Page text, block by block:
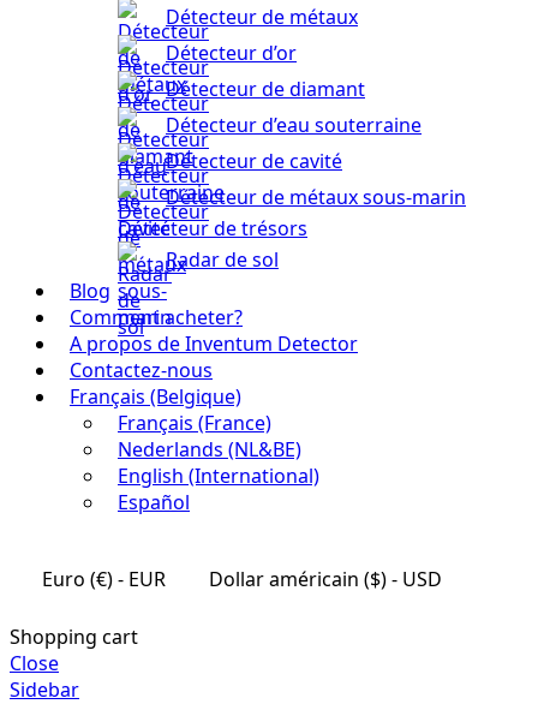
Détecteur de métaux
Détecteur d’or
Détecteur de diamant
Détecteur d’eau souterraine
Détecteur de cavité
Détecteur de métaux sous-marin
Détecteur de trésors
Radar de sol
Blog
Comment acheter?
A propos de Inventum Detector
Contactez-nous
Français (Belgique)
Français (France)
Nederlands (NL&BE)
English (International)
Español
Euro (€) - EUR Dollar américain ($) - USD
Shopping cart
Close
Sidebar